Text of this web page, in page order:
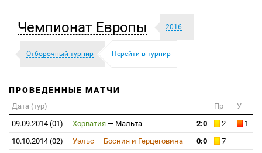
Чемпионат Европы 2016
Отборочный турнир Перейти в турнир
ПРОВЕДЕННЫЕ МАТЧИ
Дата (тур) Пр
У
09.09.2014 (01)
Хорватия — Мальта 2:0 2
1
10.10.2014 (02)
Уэльс — Босния и Герцеговина 0:0
7